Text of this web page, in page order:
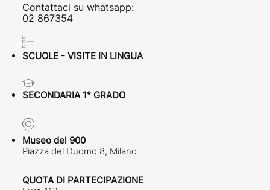
Contattaci su whatsapp:
02 867354
SCUOLE - VISITE IN LINGUA
SECONDARIA 1° GRADO
Museo del 900
Piazza del Duomo 8, Milano
QUOTA DI PARTECIPAZIONE